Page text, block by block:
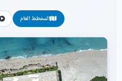
المخطط العام